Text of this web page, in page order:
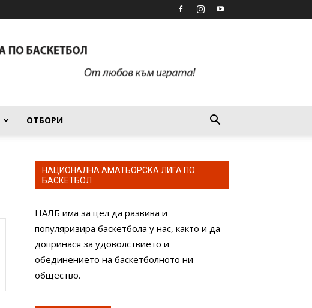
ОТБОРИ
НАЦИОНАЛНА АМАТЬОРСКА ЛИГА ПО
БАСКЕТБОЛ
НАЛБ има за цел да развива и
популяризира баскетбола у нас, както и да
допринася за удоволствието и
обединението на баскетболното ни
общество.